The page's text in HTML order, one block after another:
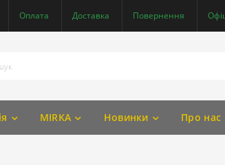
Оплата Доставка Повернення
MIRKA Новинки Про нас